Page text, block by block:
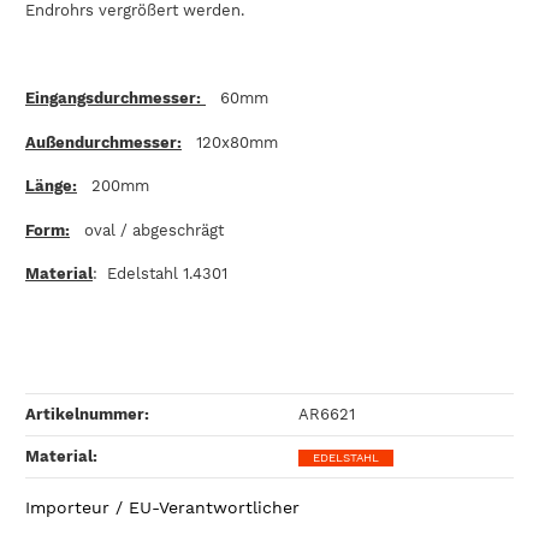
Endrohrs vergrößert werden.
Eingangsdurchmesser: 60mm
Außendurchmesser: 120x80mm
Länge: 200mm
Form: oval / abgeschrägt
Material: Edelstahl 1.4301
Artikelnummer: AR6621
Material‍: EDELSTAHL
Importeur / EU-Verantwortlicher